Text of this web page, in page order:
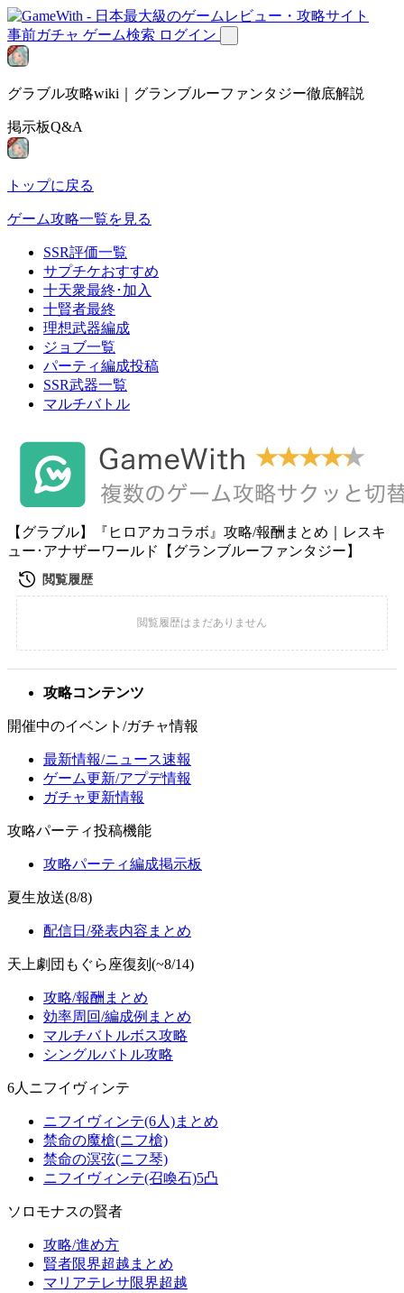
事前ガチャ ゲーム検索 ログイン
グラブル攻略wiki｜グランブルーファンタジー徹底解説
掲示板Q&A
トップに戻る
ゲーム攻略一覧を見る
SSR評価一覧
サプチケおすすめ
十天衆最終･加入
十賢者最終
理想武器編成
ジョブ一覧
パーティ編成投稿
SSR武器一覧
マルチバトル
【グラブル】『ヒロアカコラボ』攻略/報酬まとめ｜レスキ
ュー･アナザーワールド【グランブルーファンタジー】
攻略コンテンツ
開催中のイベント/ガチャ情報
最新情報/ニュース速報
ゲーム更新/アプデ情報
ガチャ更新情報
攻略パーティ投稿機能
攻略パーティ編成掲示板
夏生放送(8/8)
配信日/発表内容まとめ
天上劇団もぐら座復刻(~8/14)
攻略/報酬まとめ
効率周回/編成例まとめ
マルチバトルボス攻略
シングルバトル攻略
6人ニフイヴィンテ
ニフイヴィンテ(6人)まとめ
禁命の魔槍(ニフ槍)
禁命の溟弦(ニフ琴)
ニフイヴィンテ(召喚石)5凸
ソロモナスの賢者
攻略/進め方
賢者限界超越まとめ
マリアテレサ限界超越